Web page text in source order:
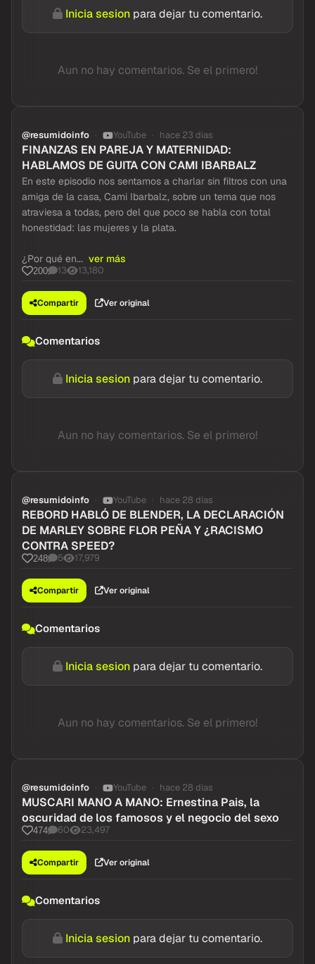
Inicia sesion para dejar tu comentario.
Aun no hay comentarios. Se el primero!
@resumidoinfo YouTube hace 23 dias
FINANZAS EN PAREJA Y MATERNIDAD:
HABLAMOS DE GUITA CON CAMI IBARBALZ
En este episodio nos sentamos a charlar sin filtros con una
amiga de la casa, Cami Ibarbalz, sobre un tema que nos
atraviesa a todas, pero del que poco se habla con total
honestidad: las mujeres y la plata.
¿Por qué en... ver más
200 13 13,180
Compartir Ver original
Comentarios
Inicia sesion para dejar tu comentario.
Aun no hay comentarios. Se el primero!
@resumidoinfo YouTube hace 28 dias
REBORD HABLÓ DE BLENDER, LA DECLARACIÓN
DE MARLEY SOBRE FLOR PEÑA Y ¿RACISMO
CONTRA SPEED?
248 5 17,979
Compartir Ver original
Comentarios
Inicia sesion para dejar tu comentario.
Aun no hay comentarios. Se el primero!
@resumidoinfo YouTube hace 28 dias
MUSCARI MANO A MANO: Ernestina Pais, la
oscuridad de los famosos y el negocio del sexo
474 60 23,497
Compartir Ver original
Comentarios
Inicia sesion para dejar tu comentario.